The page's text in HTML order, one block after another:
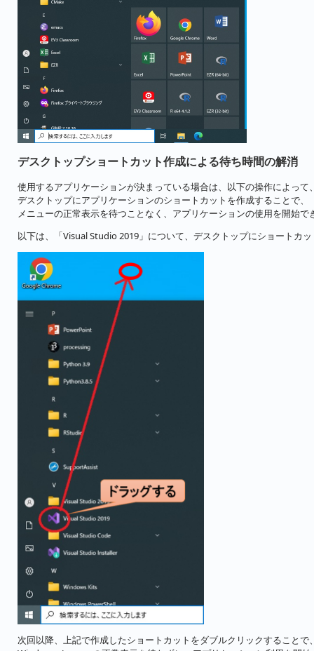
デスクトップショートカット作成による待ち時間の解消
使用するアプリケーションが決まっている場合は、以下の操作によって
デスクトップにアプリケーションのショートカットを作成することで、
メニューの正常表示を待つことなく、アプリケーションの使用を開始で
以下は、「Visual Studio 2019」について、デスクトップにショートカ
次回以降、上記で作成したショートカットをダブルクリックすることで